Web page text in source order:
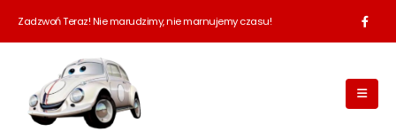
Zadzwoń Teraz! Nie marudzimy, nie marnujemy czasu!